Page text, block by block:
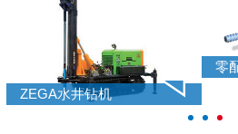
ZEGA水井钻机
零